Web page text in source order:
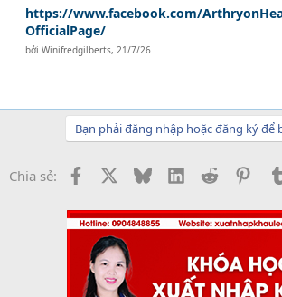
https://www.facebook.com/
OfficialPage/
bởiWinifredgilberts,21/7/26
Bạn phải đăng nhập hoặc đăng ký để
Chia sẻ: Facebook BlueskyLinkedInReddit